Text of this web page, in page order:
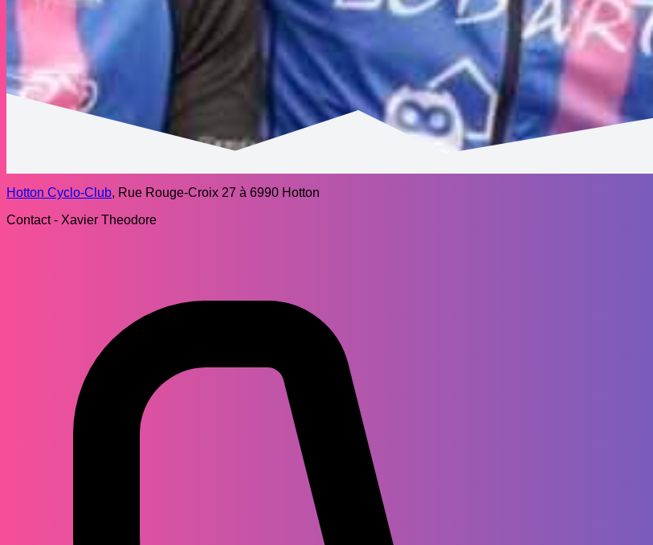
Hotton Cyclo-Club, Rue Rouge-Croix 27 à 6990 Hotton
Contact - Xavier Theodore